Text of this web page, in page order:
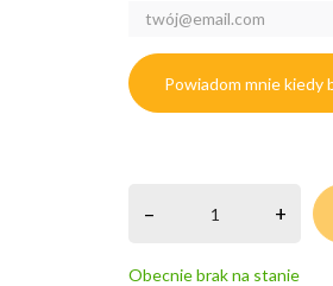
Powiadom mnie kiedy
– +
Obecnie brak na stanie